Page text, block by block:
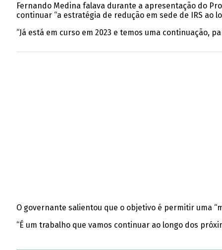
Fernando Medina falava durante a apresentação do
continuar “a estratégia de redução em sede de IRS ao
“Já está em curso em 2023 e temos uma continuação,
O governante salientou que o objetivo é permitir uma
“É um trabalho que vamos continuar ao longo dos